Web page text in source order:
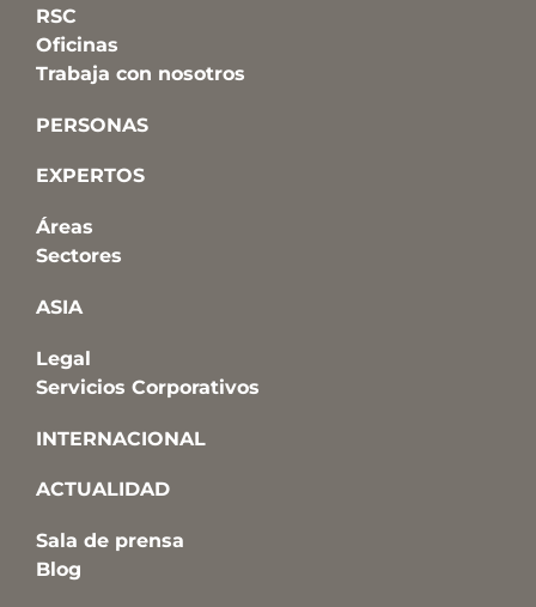
RSC
Oficinas
Trabaja con nosotros
PERSONAS
EXPERTOS
Áreas
Sectores
ASIA
Legal
Servicios Corporativos
INTERNACIONAL
ACTUALIDAD
Sala de prensa
Blog